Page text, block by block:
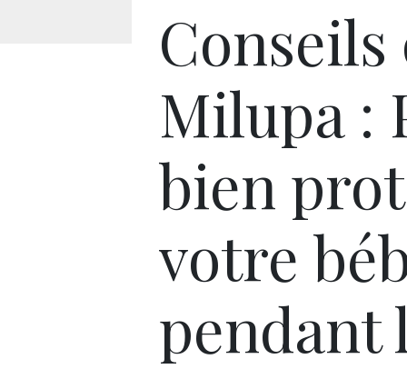
Conseils
Milupa :
bien
votre
pendant